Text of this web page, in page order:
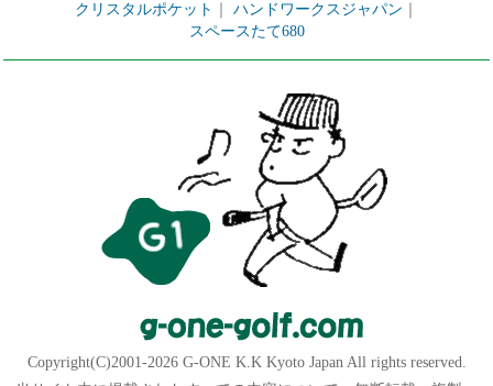
クリスタルポケット
ハンドワークスジャパン
スペースたて680
Copyright(C)2001-2026 G-ONE K.K Kyoto Japan All rights reserved.